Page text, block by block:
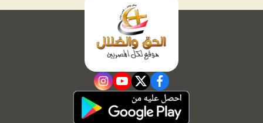
facebook
twitter
youtube
instagram